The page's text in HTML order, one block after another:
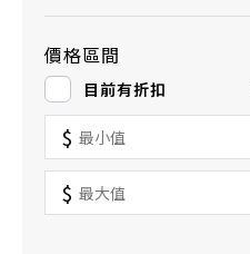
價格區間
目前有折扣
$
$